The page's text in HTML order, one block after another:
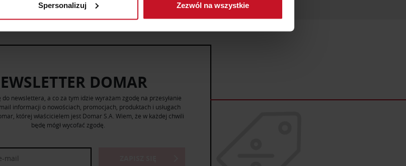
osobiste dane są przetwarzane oraz ustaw własne preferencje w
treści i reklam, aby oferować funkcje społecznościowe i analizować
Spersonalizuj Zezwól na wszystkie
DOMAR
do newslettera, a co za tym idzie wyrażam zgodę na przesyłanie
informacji o nowościach, promocjach, produktach i usługach
której właścicielem jest Domar S.A. Wiem, że w każdej chwili
będę mógł wycofać zgodę.